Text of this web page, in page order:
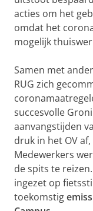
acties om het
omdat het
mogelijk
Samen met
RUG zich
succesvolle
aanvangstijden
druk in het OV
Medewerkers
de spits te
ingezet op
toekomstig